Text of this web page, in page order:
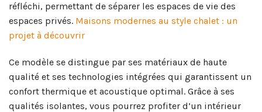
réfléchi, permettant de séparer les espaces de vie des
espaces privés. Maisons modernes au style chalet : un
projet à découvrir
Ce modèle se distingue par ses matériaux de haute
qualité et ses technologies intégrées qui garantissent un
confort thermique et acoustique optimal. Grâce à ses
qualités isolantes, vous pourrez profiter d’un intérieur